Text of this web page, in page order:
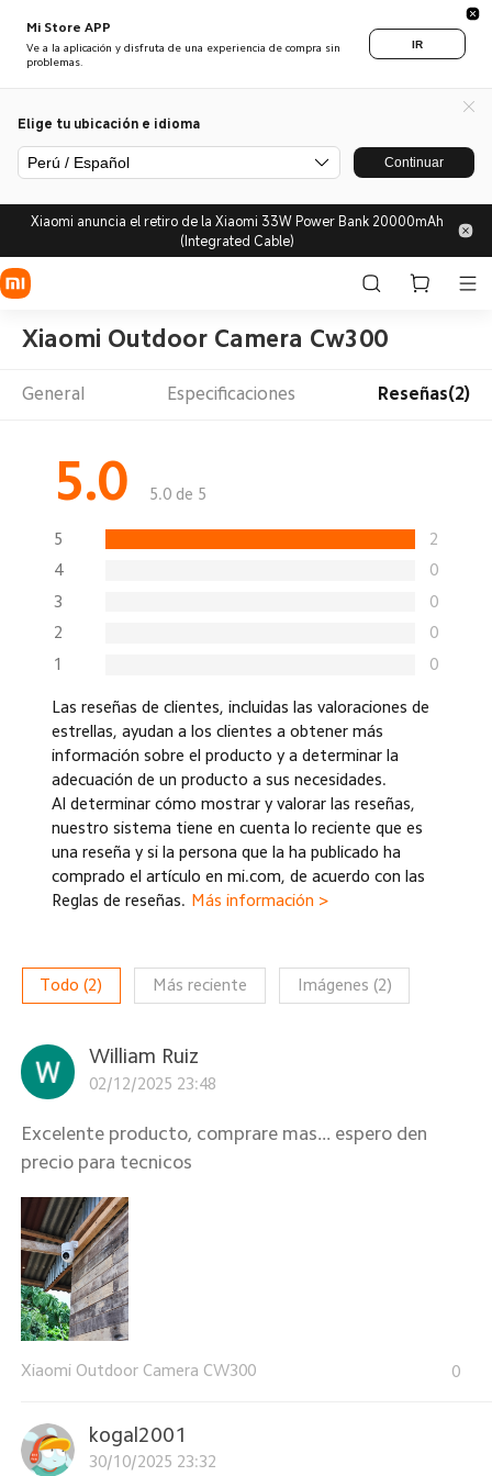
Mi Store APP
Ve a la aplicación y disfruta de una experiencia de compra sin
problemas.
IR
Elige tu ubicación e idioma
Perú / Español Continuar
Xiaomi anuncia el retiro de la Xiaomi 33W Power Bank 20000mAh
(Integrated Cable)
Xiaomi Outdoor Camera Cw300
General Especificaciones Reseñas(2)
5.0 5.0 de 5
5
2
4
0
3
0
2
0
1
0
Las reseñas de clientes, incluidas las valoraciones de
estrellas, ayudan a los clientes a obtener más
información sobre el producto y a determinar la
adecuación de un producto a sus necesidades.
Al determinar cómo mostrar y valorar las reseñas,
nuestro sistema tiene en cuenta lo reciente que es
una reseña y si la persona que la ha publicado ha
comprado el artículo en mi.com, de acuerdo con las
Reglas de reseñas. Más información >
Todo (2) Más reciente Imágenes (2)
William Ruiz
02/12/2025 23:48
Excelente producto, comprare mas... espero den
precio para tecnicos
Xiaomi Outdoor Camera CW300 0
kogal2001
30/10/2025 23:32